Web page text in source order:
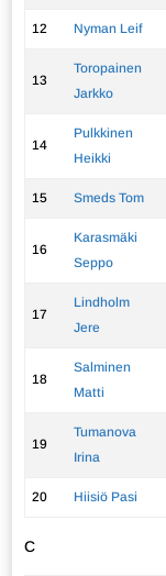
12 Nyman Leif
13
Toropainen
Jarkko
14
Pulkkinen
Heikki
15 Smeds Tom
16
Karasmäki
Seppo
17
Lindholm
Jere
18
Salminen
Matti
19
Tumanova
Irina
20 Hiisiö Pasi
C